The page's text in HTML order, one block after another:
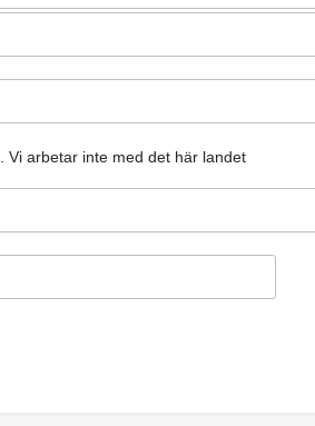
Vi arbetar inte med det här landet